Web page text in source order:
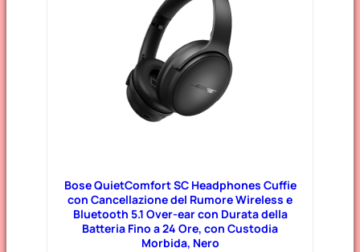
Bose QuietComfort SC Headphones Cuffie
con Cancellazione del Rumore Wireless e
Bluetooth 5.1 Over-ear con Durata della
Batteria Fino a 24 Ore, con Custodia
Morbida, Nero